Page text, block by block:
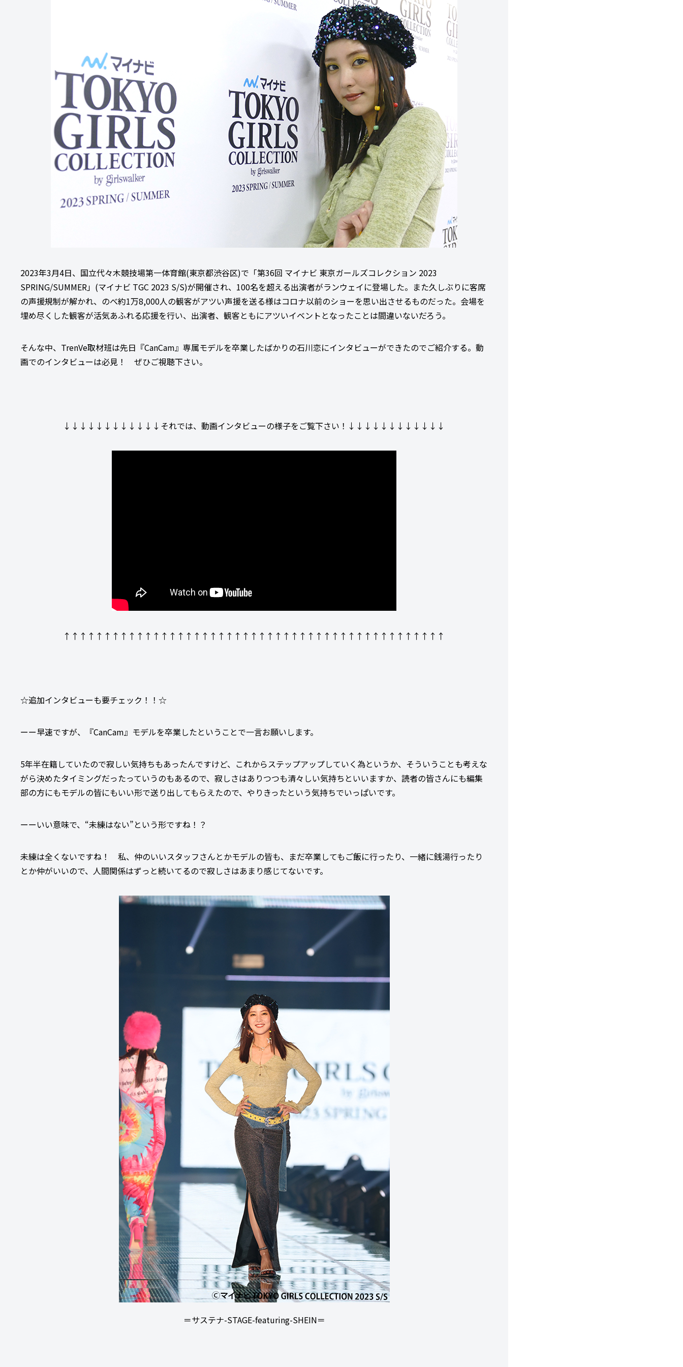
2023年3月4日、国立代々木競技場第一体育館(東京都渋谷区)で「第36回 マイナビ 東京ガールズコレクション 2023
SPRING/SUMMER」(マイナビ TGC 2023 S/S)が開催され、100名を超える出演者がランウェイに登場した。また久しぶりに客席
の声援規制が解かれ、のべ約1万8,000人の観客がアツい声援を送る様はコロナ以前のショーを思い出させるものだった。会場を
埋め尽くした観客が活気あふれる応援を行い、出演者、観客ともにアツいイベントとなったことは間違いないだろう。
そんな中、TrenVe取材班は先日『CanCam』専属モデルを卒業したばかりの石川恋にインタビューができたのでご紹介する。動
画でのインタビューは必見！ ぜひご視聴下さい。
↓↓↓↓↓↓↓↓↓↓↓↓それでは、動画インタビューの様子をご覧下さい！↓↓↓↓↓↓↓↓↓↓↓↓
↑↑↑↑↑↑↑↑↑↑↑↑↑↑↑↑↑↑↑↑↑↑↑↑↑↑↑↑↑↑↑↑↑↑↑↑↑↑↑↑↑↑↑↑↑↑↑
☆追加インタビューも要チェック！！☆
ーー早速ですが、『CanCam』モデルを卒業したということで一言お願いします。
5年半在籍していたので寂しい気持ちもあったんですけど、これからステップアップしていく為というか、そういうことも考えな
がら決めたタイミングだったっていうのもあるので、寂しさはありつつも清々しい気持ちといいますか、読者の皆さんにも編集
部の方にもモデルの皆にもいい形で送り出してもらえたので、やりきったという気持ちでいっぱいです。
ーーいい意味で、“未練はない”という形ですね！？
未練は全くないですね！ 私、仲のいいスタッフさんとかモデルの皆も、まだ卒業してもご飯に行ったり、一緒に銭湯行ったり
とか仲がいいので、人間関係はずっと続いてるので寂しさはあまり感じてないです。
＝サステナ-STAGE-featuring-SHEIN＝